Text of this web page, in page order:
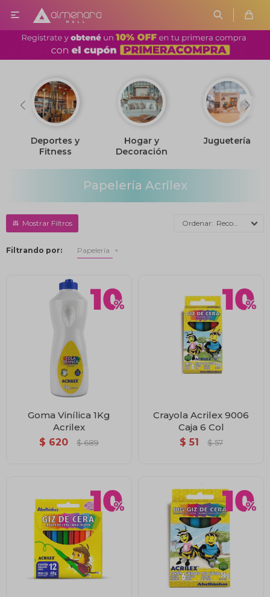

Deportes y
Fitness
Hogar y
Decoración
Juguetería
Papelería Acrilex
Recomendados
Filtrando por: Papelería
Goma Vinílica 1Kg
Acrilex
$ 620 $ 689
Crayola Acrilex 9006
Caja 6 Col
$ 51 $ 57